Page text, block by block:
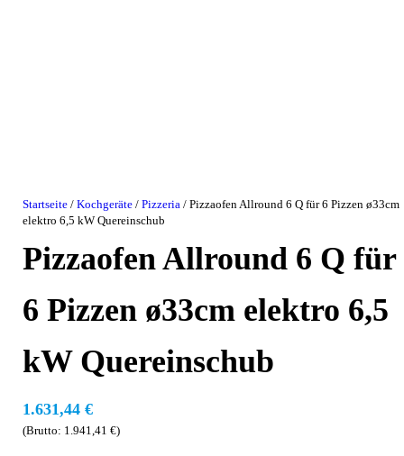
Startseite /Kochgeräte /Pizzeria / Pizzaofen Allround 6 Q für 6 Pizzen ø33cm
elektro 6,5 kW Quereinschub
Pizzaofen Allround 6 Q für
6 Pizzen ø33cm elektro 6,5
kW Quereinschub
1.631,44€
(Brutto: 1.941,41€)